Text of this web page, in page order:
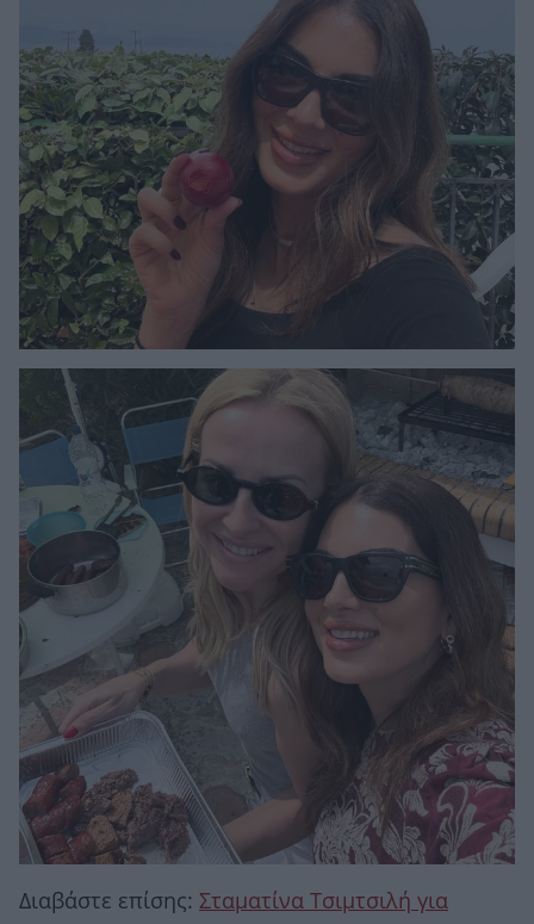
Διαβάστε επίσης: Σταματίνα Τσιμτσιλή για